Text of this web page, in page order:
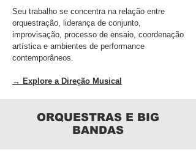
Seu trabalho se concentra na relação entre
orquestração, liderança de conjunto,
improvisação, processo de ensaio, coordenação
artística e ambientes de performance
contemporâneos.
→ Explore a Direção Musical
ORQUESTRAS E BIG
BANDAS